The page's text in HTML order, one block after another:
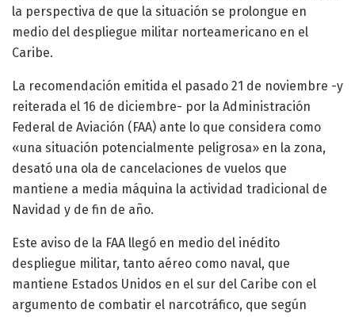
la perspectiva de que la situación se prolongue en
medio del despliegue militar norteamericano en el
Caribe.
La recomendación emitida el pasado 21 de noviembre -y
reiterada el 16 de diciembre- por la Administración
Federal de Aviación (FAA) ante lo que considera como
«una situación potencialmente peligrosa» en la zona,
desató una ola de cancelaciones de vuelos que
mantiene a media máquina la actividad tradicional de
Navidad y de fin de año.
Este aviso de la FAA llegó en medio del inédito
despliegue militar, tanto aéreo como naval, que
mantiene Estados Unidos en el sur del Caribe con el
argumento de combatir el narcotráfico, que según